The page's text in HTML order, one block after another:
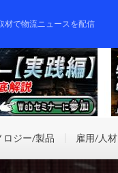
材で物流ニュースを配信
ロジー/製品 雇用/人材